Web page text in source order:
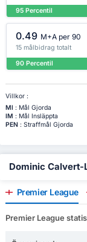
95 Percentil
0.49 M+A per 90
15 målbidrag totalt
90 Percentil
Villkor :
Ml : Mål Gjorda
IM : Mål Insläppta
PEN: Straffmål Gjorda
Dominic
Premier League
Premier League